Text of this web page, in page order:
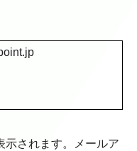
示されます。メールア